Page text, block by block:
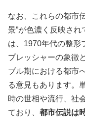
なお、これらの都市
景”が色濃く反映され
は、1970年代の整形
プレッシャーの象徴
ブル期における都市
る意見もあります。
時の世相や流行、社
ており、 都市伝説は